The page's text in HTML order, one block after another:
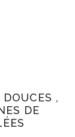
,
DE